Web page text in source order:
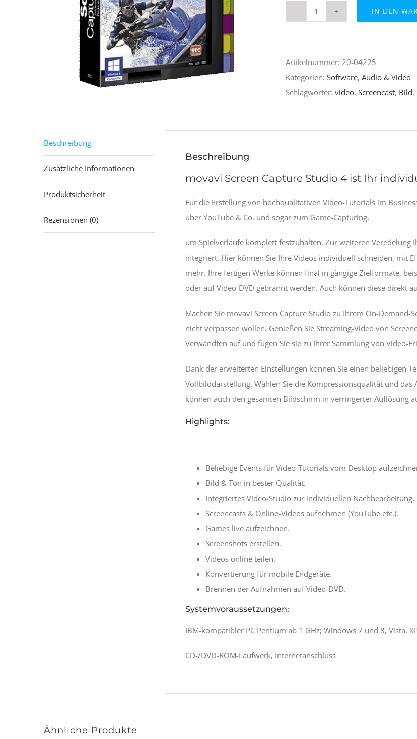
Studio
4
Menge
IN DEN
Artikelnummer: 20-04225
Kategorien: Software, Audio & Video
Schlagwörter: video, Screencast, Bild,
Beschreibung
Zusätzliche Informationen
Produktsicherheit
Rezensionen (0)
Beschreibung
movavi Screen Capture Studio 4 ist Ihr
Für die Erstellung von hochqualitativen Video-Tutorials im
über YouTube & Co. und sogar zum Game-Capturing,
um Spielverläufe komplett festzuhalten. Zur weiteren
integriert. Hier können Sie Ihre Videos individuell schneiden, mit
mehr. Ihre fertigen Werke können final in gängige Zielformate,
oder auf Video-DVD gebrannt werden. Auch können diese direkt
Machen Sie movavi Screen Capture Studio zu Ihrem On-Demand-
nicht verpassen wollen. Genießen Sie Streaming-Video von
Verwandten auf und fügen Sie sie zu Ihrer Sammlung von Video-
Dank der erweiterten Einstellungen können Sie einen beliebigen
Vollbilddarstellung. Wählen Sie die Kompressionsqualität und
können auch den gesamten Bildschirm in verringerter Auflösung
Highlights:
Beliebige Events für Video-Tutorials vom Desktop
Bild & Ton in bester Qualität.
Integriertes Video-Studio zur individuellen Nachbearbeitung.
Screencasts & Online-Videos aufnehmen (YouTube etc.).
Games live aufzeichnen.
Screenshots erstellen.
Videos online teilen.
Konvertierung für mobile Endgeräte.
Brennen der Aufnahmen auf Video-DVD.
Systemvoraussetzungen:
IBM-kompatibler PC Pentium ab 1 GHz; Windows 7 und 8, Vista,
CD-/DVD-ROM-Laufwerk, Internetanschluss
Ähnliche Produkte